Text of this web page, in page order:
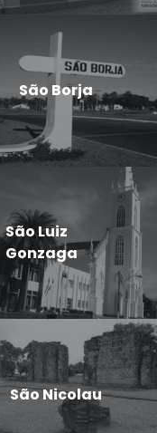
São Borja
São Luiz
Gonzaga
São Nicolau